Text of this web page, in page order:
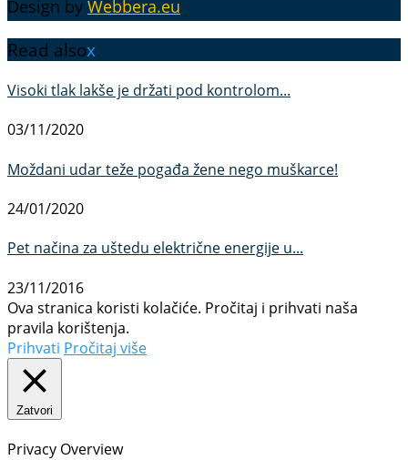
Design by Webbera.eu
Read alsox
Visoki tlak lakše je držati pod kontrolom...
03/11/2020
Moždani udar teže pogađa žene nego muškarce!
24/01/2020
Pet načina za uštedu električne energije u...
23/11/2016
Ova stranica koristi kolačiće. Pročitaj i prihvati naša
pravila korištenja.
Prihvati Pročitaj više
Zatvori
Privacy Overview